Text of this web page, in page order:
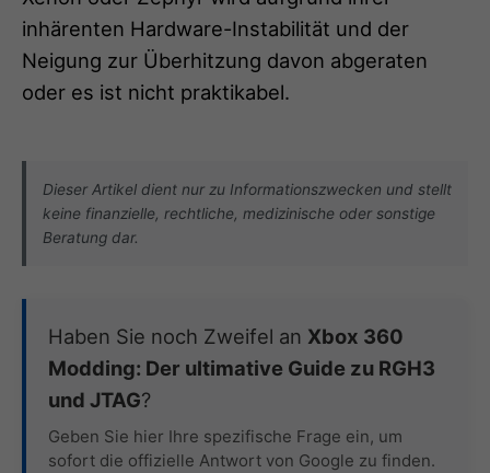
inhärenten Hardware-Instabilität und der
Neigung zur Überhitzung davon abgeraten
oder es ist nicht praktikabel.
Dieser Artikel dient nur zu Informationszwecken und stellt
keine finanzielle, rechtliche, medizinische oder sonstige
Beratung dar.
Haben Sie noch Zweifel an Xbox 360
Modding: Der ultimative Guide zu RGH3
und JTAG?
Geben Sie hier Ihre spezifische Frage ein, um
sofort die offizielle Antwort von Google zu finden.